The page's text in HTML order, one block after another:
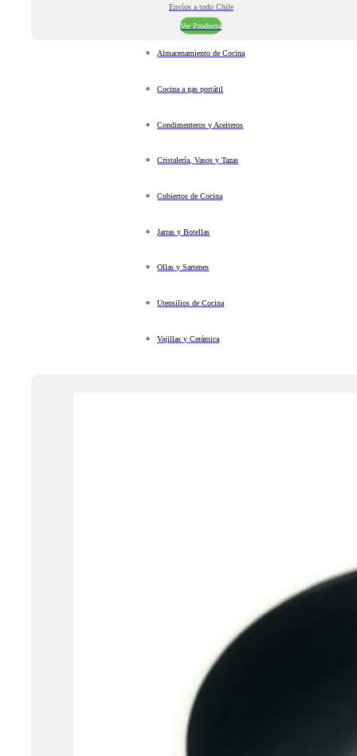
Envíos a todo Chile
Ver Producto
Almacenamiento de Cocina
Cocina a gas portátil
Condimenteros y Aceiteros
Cristalería, Vasos y Tazas
Cubiertos de Cocina
Jarras y Botellas
Ollas y Sartenes
Utensilios de Cocina
Vajillas y Cerámica